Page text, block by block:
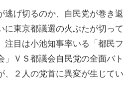
げ切るのか、自民党が巻き返
に東京都議選の火ぶたが切って
注目は小池知事率いる「都民フ
」ＶＳ都議会自民党の全面バト
、２人の党首に異変が生じてい